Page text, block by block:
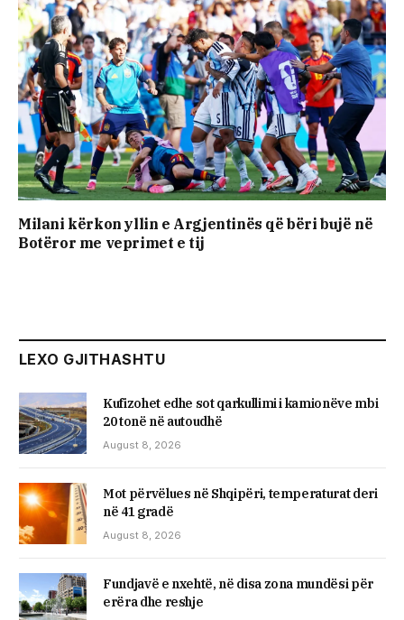
Milani kërkon yllin e Argjentinës që bëri bujë në
Botëror me veprimet e tij
LEXO GJITHASHTU
Kufizohet edhe sot qarkullimi i kamionëve mbi
20 tonë në autoudhë
August 8, 2026
Mot përvëlues në Shqipëri, temperaturat deri
në 41 gradë
August 8, 2026
Fundjavë e nxehtë, në disa zona mundësi për
erëra dhe reshje